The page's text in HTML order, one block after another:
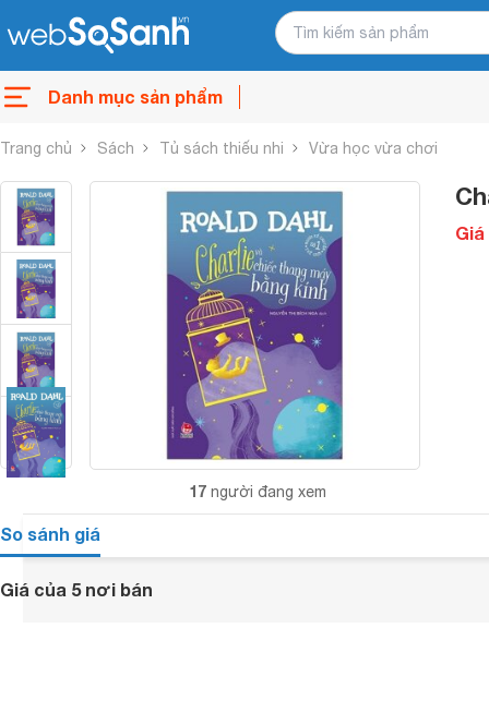
Danh mục sản phẩm
Trang chủ Sách Tủ sách thiếu nhi Vừa học vừa chơi
17 người đang xem
So sánh giá
Giá của 5 nơi bán